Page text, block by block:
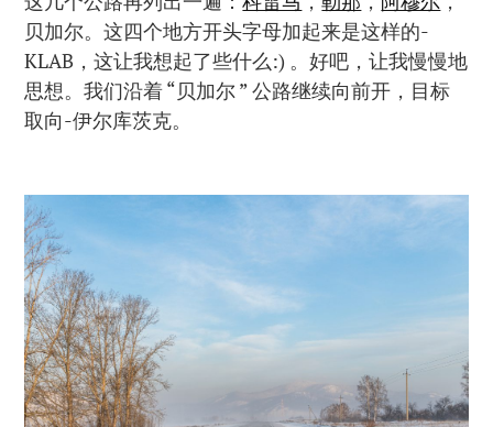
贝加尔。这四个地方开头字母加起来是这样的-
KLAB，这让我想起了些什么:) 。好吧，让我慢慢地
思想。我们沿着 “贝加尔 ” 公路继续向前开，目标
取向-伊尔库茨克。